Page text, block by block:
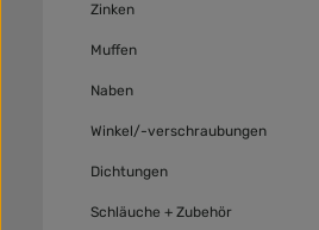
Zinken
Muffen
Naben
Winkel/-verschraubungen
Dichtungen
Schläuche + Zubehör